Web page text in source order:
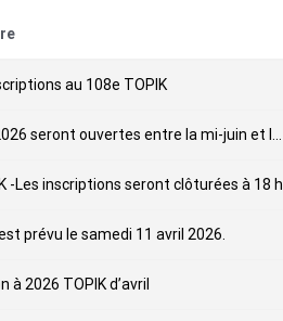
au 108e TOPIK
-Les inscriptions seront clôturées à 18 h
prévu le samedi 11 avril 2026.
2026 TOPIK d’avril